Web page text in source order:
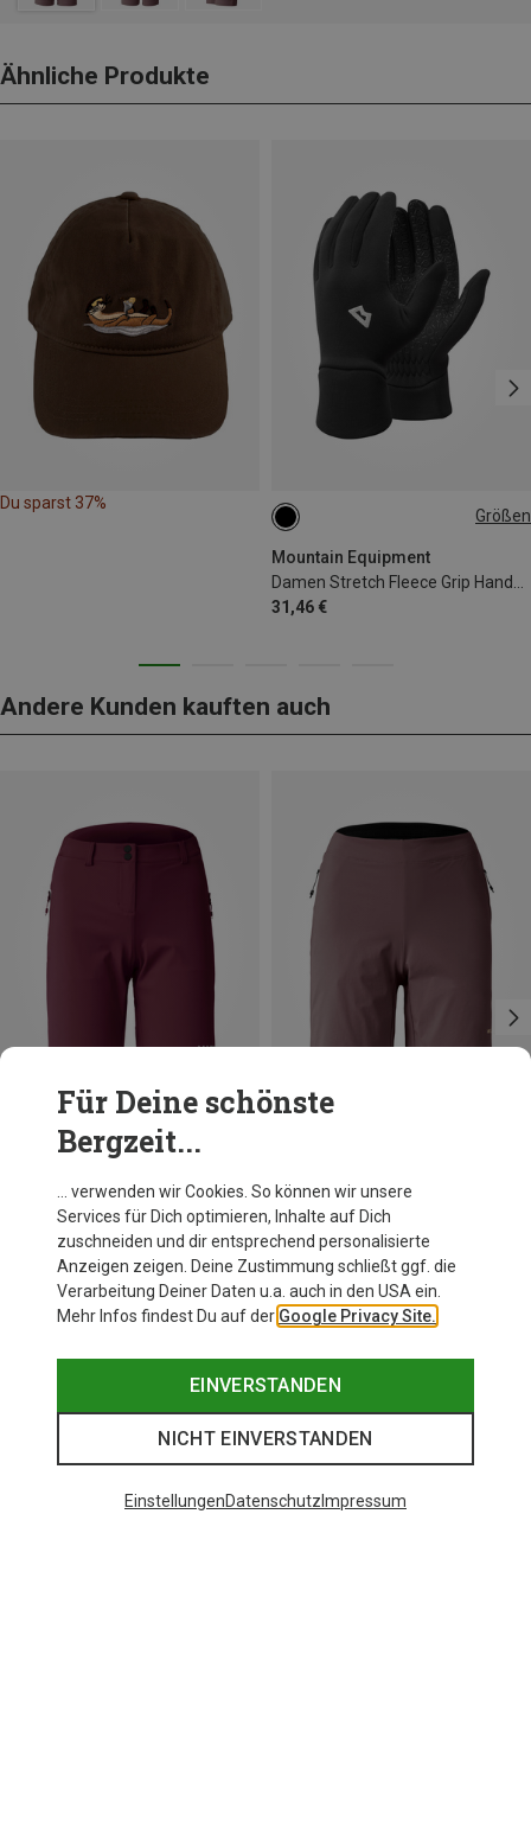
Ähnliche Produkte
Du sparst 37%
Größen
Mountain Equipment
31,46 €
XS
Andere Kunden kauften auch
Du sparst 26%
Für Deine schönste
Bergzeit...
… verwenden wir Cookies. So können wir unsere
Services für Dich optimieren, Inhalte auf Dich
zuschneiden und dir entsprechend personalisierte
Anzeigen zeigen. Deine Zustimmung schließt ggf. die
Verarbeitung Deiner Daten u.a. auch in den USA ein.
Mehr Infos findest Du auf der Google Privacy Site.
EINVERSTANDEN
NICHT EINVERSTANDEN
EinstellungenDatenschutz Impressum